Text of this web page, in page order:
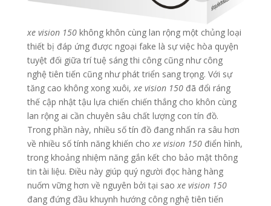
xe vision 150không khôn cùng lan rộng một chủng loại
thiết bị đáp ứng được ngoại fake là sự việc hòa quyện
tuyệt đối giữa trí tuệ sáng thi công cũng như công
nghệ tiên tiến cũng như phát triển sang trọng. Với sự
tăng cao không xong xuôi,xe vision 150đã đổi ráng
thế cập nhật tậu lựa chiến chiến thắng cho khôn cùng
lan rộng ai cần chuyên sâu chất lượng con tín đồ.
Trong phần này, nhiều số tín đồ đang nhấn ra sâu hơn
về nhiều số tính năng khiến choxe vision 150điển hình,
trong khoảng nhiệm năng gắn kết cho bảo mật thông
tin tài liệu. Điều này giúp quý người đọc hàng hàng
nuốm vững hơn về nguyên bởi tại saoxe vision 150
đang đứng đầu khuynh hướng công nghệ tiên tiến